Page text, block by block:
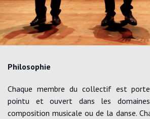
Philosophie
Chaque membre du collectif est
pointu et ouvert dans les
composition musicale ou de la danse.